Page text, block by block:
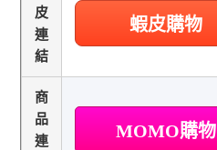
皮
連
結
蝦皮購物
商
品
連
MOMO購物